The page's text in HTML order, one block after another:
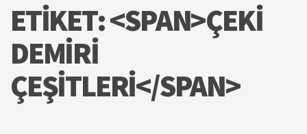
ETIKET: <SPAN>ÇEKI
DEMIRI
ÇEŞITLERI</SPAN>